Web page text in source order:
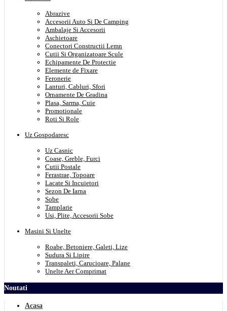
Abrazive
Accesorii Auto Si De Camping
Ambalaje Si Accesorii
Aschietoare
Conectori Constructii Lemn
Cutii Si Organizatoare Scule
Echipamente De Protectie
Elemente de Fixare
Feronerie
Lanturi, Cabluri, Sfori
Ornamente De Gradina
Plasa, Sarma, Cuie
Promotionale
Roti Si Role
Uz Gospodaresc
Uz Casnic
Coase, Greble, Furci
Cutii Postale
Ferastrae, Topoare
Lacate Si Incuietori
Sezon De Iarna
Sobe
Tamplarie
Usi, Plite, Accesorii Sobe
Masini Si Unelte
Roabe, Betoniere, Galeti, Lize
Sudura Si Lipire
Transpaleti, Carucioare, Palane
Unelte Aer Comprimat
Noutati
Acasa